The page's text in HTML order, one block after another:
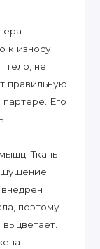
–
к износу
тело, не
правильную
Его
Ткань
поэтому